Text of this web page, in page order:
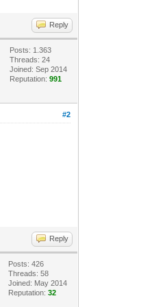
Reply
Posts: 1.363
Threads: 24
Joined: Sep 2014
Reputation:991
#2
Reply
Posts: 426
Threads: 58
Joined: May 2014
Reputation:32